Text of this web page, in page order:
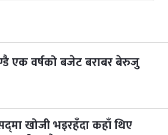
२ महिना बाँकी
Oct 21, 2026
एक वर्षको बजेट बराबर बेरुजु
खोजी भइरहँदा कहाँ थिए